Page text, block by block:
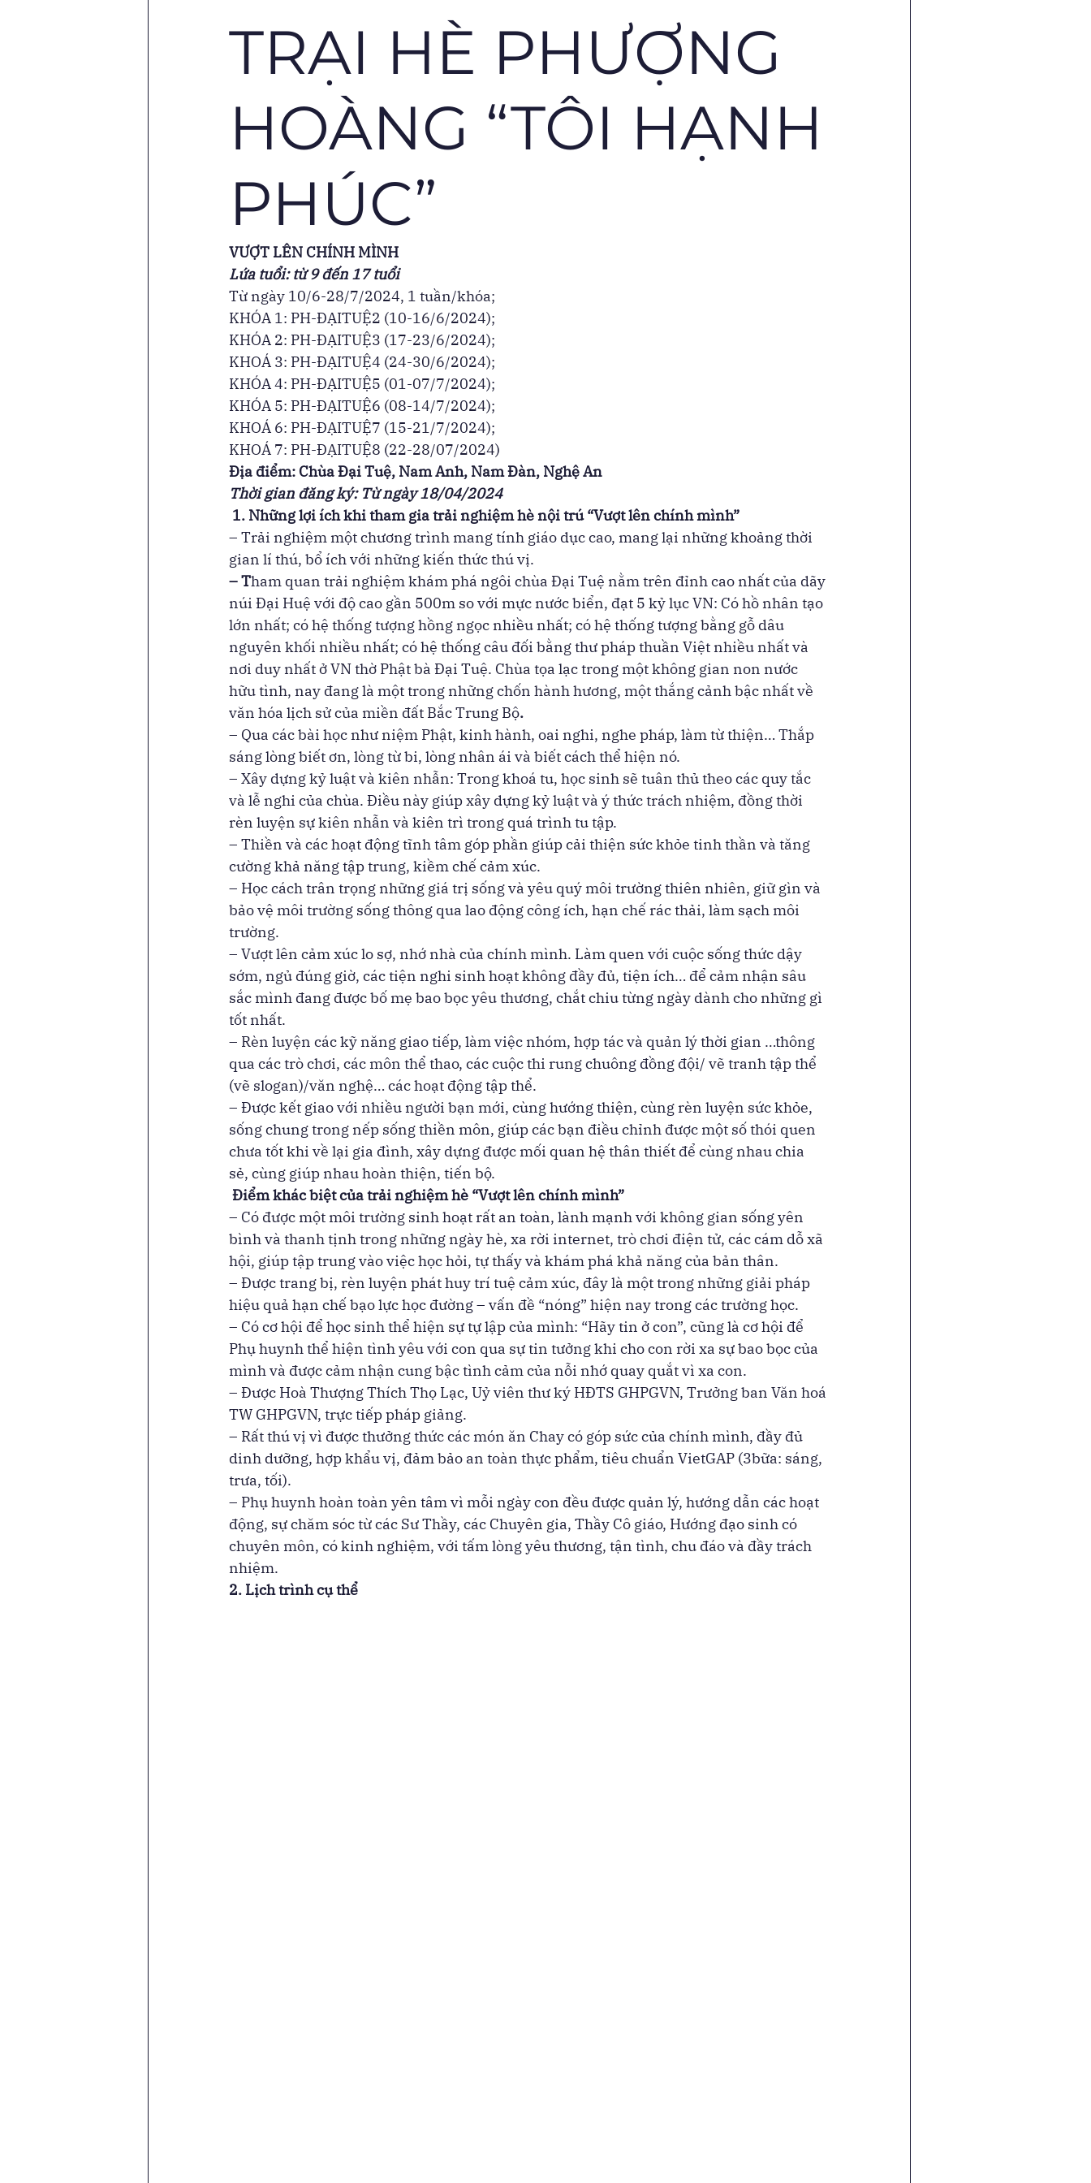
TRẠI HÈ PHƯỢNG
HOÀNG “TÔI HẠNH
PHÚC”
VƯỢT LÊN CHÍNH MÌNH
Lứa tuổi: từ 9 đến 17 tuổi
Từ ngày 10/6-28/7/2024, 1 tuần/khóa;
KHÓA 1: PH-ĐẠITUỆ2 (10-16/6/2024);
KHÓA 2: PH-ĐẠITUỆ3 (17-23/6/2024);
KHOÁ 3: PH-ĐẠITUỆ4 (24-30/6/2024);
KHÓA 4: PH-ĐẠITUỆ5 (01-07/7/2024);
KHÓA 5: PH-ĐẠITUỆ6 (08-14/7/2024);
KHOÁ 6: PH-ĐẠITUỆ7 (15-21/7/2024);
KHOÁ 7: PH-ĐẠITUỆ8 (22-28/07/2024)
Địa điểm: Chùa Đại Tuệ, Nam Anh, Nam Đàn, Nghệ An
Thời gian đăng ký: Từ ngày 18/04/2024
1. Những lợi ích khi tham gia trải nghiệm hè nội trú “Vượt lên chính mình”
– Trải nghiệm một chương trình mang tính giáo dục cao, mang lại những khoảng thời
gian lí thú, bổ ích với những kiến thức thú vị.
– Tham quan trải nghiệm khám phá ngôi chùa Đại Tuệ nằm trên đỉnh cao nhất của dãy
núi Đại Huệ với độ cao gần 500m so với mực nước biển, đạt 5 kỷ lục VN: Có hồ nhân tạo
lớn nhất; có hệ thống tượng hồng ngọc nhiều nhất; có hệ thống tượng bằng gỗ dâu
nguyên khối nhiều nhất; có hệ thống câu đối bằng thư pháp thuần Việt nhiều nhất và
nơi duy nhất ở VN thờ Phật bà Đại Tuệ. Chùa tọa lạc trong một không gian non nước
hữu tình, nay đang là một trong những chốn hành hương, một thắng cảnh bậc nhất về
văn hóa lịch sử của miền đất Bắc Trung Bộ.
– Qua các bài học như niệm Phật, kinh hành, oai nghi, nghe pháp, làm từ thiện… Thắp
sáng lòng biết ơn, lòng từ bi, lòng nhân ái và biết cách thể hiện nó.
– Xây dựng kỷ luật và kiên nhẫn: Trong khoá tu, học sinh sẽ tuân thủ theo các quy tắc
và lễ nghi của chùa. Điều này giúp xây dựng kỷ luật và ý thức trách nhiệm, đồng thời
rèn luyện sự kiên nhẫn và kiên trì trong quá trình tu tập.
– Thiền và các hoạt động tĩnh tâm góp phần giúp cải thiện sức khỏe tinh thần và tăng
cường khả năng tập trung, kiềm chế cảm xúc.
– Học cách trân trọng những giá trị sống và yêu quý môi trường thiên nhiên, giữ gìn và
bảo vệ môi trường sống thông qua lao động công ích, hạn chế rác thải, làm sạch môi
trường.
– Vượt lên cảm xúc lo sợ, nhớ nhà của chính mình. Làm quen với cuộc sống thức dậy
sớm, ngủ đúng giờ, các tiện nghi sinh hoạt không đầy đủ, tiện ích… để cảm nhận sâu
sắc mình đang được bố mẹ bao bọc yêu thương, chắt chiu từng ngày dành cho những gì
tốt nhất.
– Rèn luyện các kỹ năng giao tiếp, làm việc nhóm, hợp tác và quản lý thời gian …thông
qua các trò chơi, các môn thể thao, các cuộc thi rung chuông đồng đội/ vẽ tranh tập thể
(vẽ slogan)/văn nghệ… các hoạt động tập thể.
– Được kết giao với nhiều người bạn mới, cùng hướng thiện, cùng rèn luyện sức khỏe,
sống chung trong nếp sống thiền môn, giúp các bạn điều chỉnh được một số thói quen
chưa tốt khi về lại gia đình, xây dựng được mối quan hệ thân thiết để cùng nhau chia
sẻ, cùng giúp nhau hoàn thiện, tiến bộ.
Điểm khác biệt của trải nghiệm hè “Vượt lên chính mình”
– Có được một môi trường sinh hoạt rất an toàn, lành mạnh với không gian sống yên
bình và thanh tịnh trong những ngày hè, xa rời internet, trò chơi điện tử, các cám dỗ xã
hội, giúp tập trung vào việc học hỏi, tự thấy và khám phá khả năng của bản thân.
– Được trang bị, rèn luyện phát huy trí tuệ cảm xúc, đây là một trong những giải pháp
hiệu quả hạn chế bạo lực học đường – vấn đề “nóng” hiện nay trong các trường học.
– Có cơ hội để học sinh thể hiện sự tự lập của mình: “Hãy tin ở con”, cũng là cơ hội để
Phụ huynh thể hiện tình yêu với con qua sự tin tưởng khi cho con rời xa sự bao bọc của
mình và được cảm nhận cung bậc tình cảm của nỗi nhớ quay quắt vì xa con.
– Được Hoà Thượng Thích Thọ Lạc, Uỷ viên thư ký HĐTS GHPGVN, Trưởng ban Văn hoá
TW GHPGVN, trực tiếp pháp giảng.
– Rất thú vị vì được thưởng thức các món ăn Chay có góp sức của chính mình, đầy đủ
dinh dưỡng, hợp khẩu vị, đảm bảo an toàn thực phẩm, tiêu chuẩn VietGAP (3bữa: sáng,
trưa, tối).
– Phụ huynh hoàn toàn yên tâm vì mỗi ngày con đều được quản lý, hướng dẫn các hoạt
động, sự chăm sóc từ các Sư Thầy, các Chuyên gia, Thầy Cô giáo, Hướng đạo sinh có
chuyên môn, có kinh nghiệm, với tấm lòng yêu thương, tận tình, chu đáo và đầy trách
nhiệm.
2. Lịch trình cụ thể